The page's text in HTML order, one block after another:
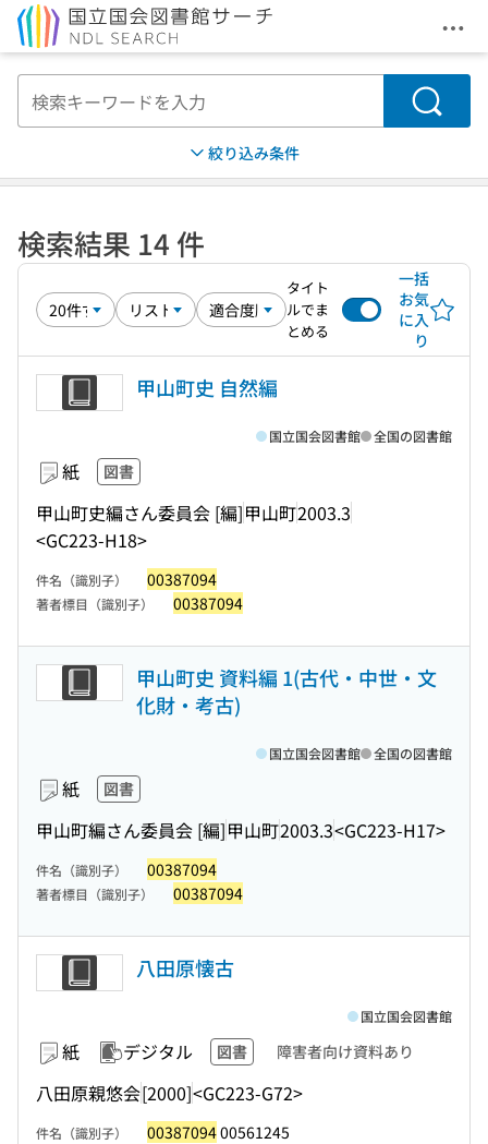
メ
検索
絞り込み条件
検索結果 14 件
タイト
ルでま
とめる
一括
お気
に入
り
甲山町史 自然編
紙 図書
甲山町史編さん委員会 [編]甲山町2003.3
<GC223-H18>
国立国会図書館 全国の図書館
件名（識別子） 00387094
著者標目（識別子） 00387094
甲山町史 資料編 1(古代・中世・文
化財・考古)
紙 図書
甲山町編さん委員会 [編]甲山町2003.3<GC223-H17>
国立国会図書館 全国の図書館
件名（識別子） 00387094
著者標目（識別子） 00387094
八田原懐古
紙 デジタル 図書 障害者向け資料あり
八田原親悠会[2000]<GC223-G72>
国立国会図書館
件名（識別子） 0038709400561245